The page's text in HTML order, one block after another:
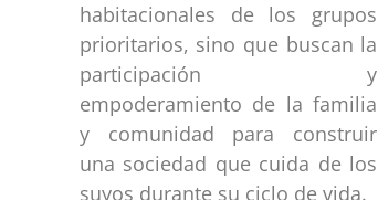
habitacionales de los grupos
prioritarios, sino que buscan la
participación y
empoderamiento de la familia
y comunidad para construir
una sociedad que cuida de los
suyos durante su ciclo de vida.